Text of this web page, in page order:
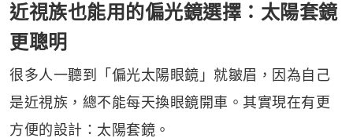
近視族也能用的偏光鏡選擇：太陽套鏡
更聰明
很多人一聽到「偏光太陽眼鏡」就皺眉，因為自己
是近視族，總不能每天換眼鏡開車。其實現在有更
方便的設計：太陽套鏡。